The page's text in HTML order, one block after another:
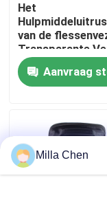
Contacteer ons
Nieuws
Verzoek om
Fiber Optic
Het
van de
Transparante
Optische Olie van
Aanpassingsgel
Aanvraag
Milla Chen